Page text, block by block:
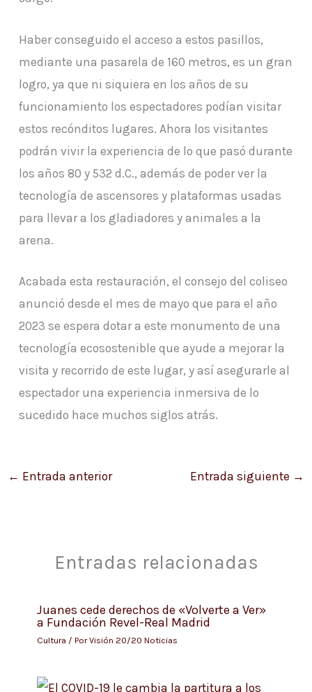
Haber conseguido el acceso a estos pasillos,
mediante una pasarela de 160 metros, es un gran
logro, ya que ni siquiera en los años de su
funcionamiento los espectadores podían visitar
estos recónditos lugares. Ahora los visitantes
podrán vivir la experiencia de lo que pasó durante
los años 80 y 532 d.C., además de poder ver la
tecnología de ascensores y plataformas usadas
para llevar a los gladiadores y animales a la
arena.
Acabada esta restauración, el consejo del coliseo
anunció desde el mes de mayo que para el año
2023 se espera dotar a este monumento de una
tecnología ecosostenible que ayude a mejorar la
visita y recorrido de este lugar, y así asegurarle al
espectador una experiencia inmersiva de lo
sucedido hace muchos siglos atrás.
← Entrada anterior Entrada siguiente →
Entradas relacionadas
Juanes cede derechos de «Volverte a Ver»
a Fundación Revel-Real Madrid
Cultura / PorVisión 20/20 Noticias